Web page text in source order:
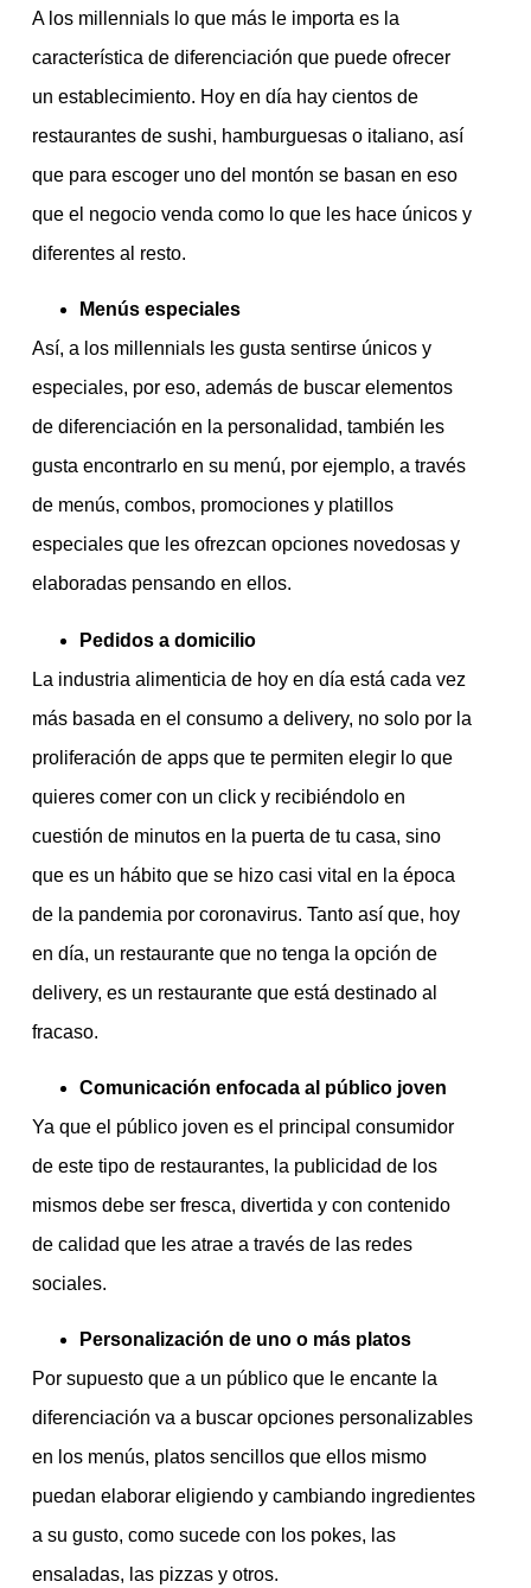
A los millennials lo que más le importa es la
característica de diferenciación que puede ofrecer
un establecimiento. Hoy en día hay cientos de
restaurantes de sushi, hamburguesas o italiano, así
que para escoger uno del montón se basan en eso
que el negocio venda como lo que les hace únicos y
diferentes al resto.
Menús especiales
Así, a los millennials les gusta sentirse únicos y
especiales, por eso, además de buscar elementos
de diferenciación en la personalidad, también les
gusta encontrarlo en su menú, por ejemplo, a través
de menús, combos, promociones y platillos
especiales que les ofrezcan opciones novedosas y
elaboradas pensando en ellos.
Pedidos a domicilio
La industria alimenticia de hoy en día está cada vez
más basada en el consumo a delivery, no solo por la
proliferación de apps que te permiten elegir lo que
quieres comer con un click y recibiéndolo en
cuestión de minutos en la puerta de tu casa, sino
que es un hábito que se hizo casi vital en la época
de la pandemia por coronavirus. Tanto así que, hoy
en día, un restaurante que no tenga la opción de
delivery, es un restaurante que está destinado al
fracaso.
Comunicación enfocada al público joven
Ya que el público joven es el principal consumidor
de este tipo de restaurantes, la publicidad de los
mismos debe ser fresca, divertida y con contenido
de calidad que les atrae a través de las redes
sociales.
Personalización de uno o más platos
Por supuesto que a un público que le encante la
diferenciación va a buscar opciones personalizables
en los menús, platos sencillos que ellos mismo
puedan elaborar eligiendo y cambiando ingredientes
a su gusto, como sucede con los pokes, las
ensaladas, las pizzas y otros.